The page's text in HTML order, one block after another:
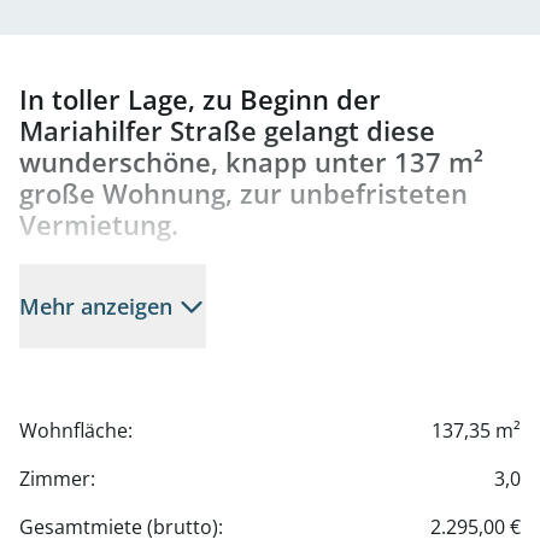
In toller Lage, zu Beginn der
Mariahilfer Straße gelangt diese
wunderschöne, knapp unter 137 m²
große Wohnung, zur unbefristeten
Vermietung.
- zwei Schlafzimmer mit Schrankraum
- separates WC
- Loggia
Mehr anzeigen
Wohnfläche:
137,35 m²
Zimmer:
3,0
Gesamtmiete (brutto):
2.295,00 €